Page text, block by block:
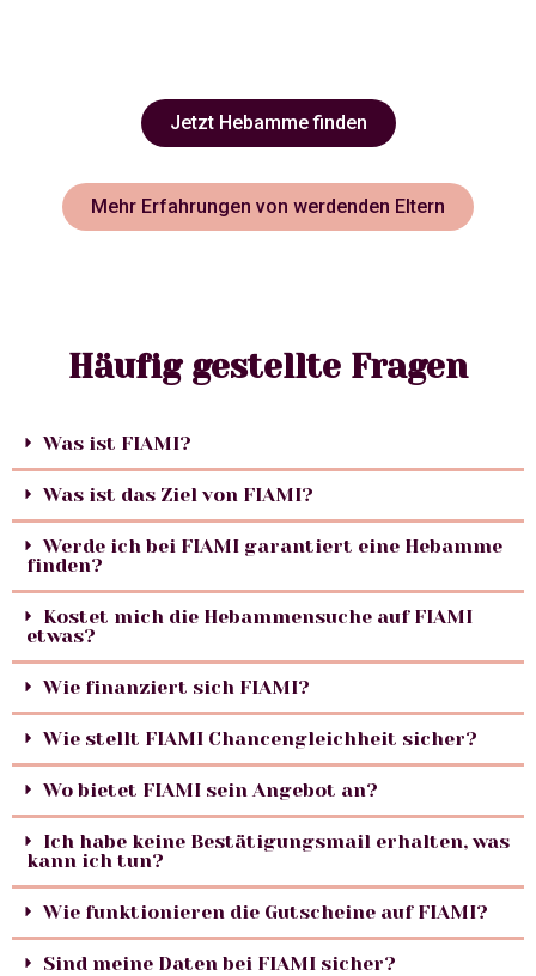
Jetzt Hebamme finden
Mehr Erfahrungen von werdenden Eltern
Häufig gestellte Fragen
Was ist FIAMI?
Was ist das Ziel von FIAMI?
Werde ich bei FIAMI garantiert eine Hebamme
finden?
Kostet mich die Hebammensuche auf FIAMI
etwas?
Wie finanziert sich FIAMI?
Wie stellt FIAMI Chancengleichheit sicher?
Wo bietet FIAMI sein Angebot an?
Ich habe keine Bestätigungsmail erhalten, was
kann ich tun?
Wie funktionieren die Gutscheine auf FIAMI?
Sind meine Daten bei FIAMI sicher?